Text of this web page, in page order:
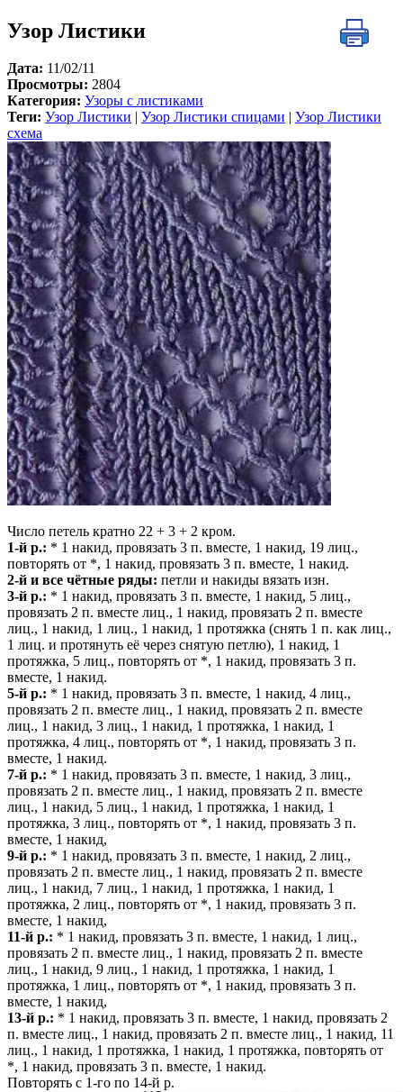
Узор Листики
Дата: 11/02/11
Просмотры: 2804
Категория: Узоры с листиками
Теги: Узор Листики Узор Листики спицами
Узор Листики
схема
Число петель кратно 22 + 3 + 2 кром.
1-й р.: * 1 накид, провязать 3 п. вместе, 1 накид, 19 лиц.,
повторять от *, 1 накид, провязать 3 п. вместе, 1 накид.
2-й и все чётные ряды: петли и накиды вязать изн.
3-й р.: * 1 накид, провязать 3 п. вместе, 1 накид, 5 лиц.,
провязать 2 п. вместе лиц., 1 накид, провязать 2 п. вместе
лиц., 1 накид, 1 лиц., 1 накид, 1 протяжка (снять 1 п. как лиц.,
1 лиц. и протянуть её через снятую петлю), 1 накид, 1
протяжка, 5 лиц., повторять от *, 1 накид, провязать 3 п.
вместе, 1 накид.
5-й р.: * 1 накид, провязать 3 п. вместе, 1 накид, 4 лиц.,
провязать 2 п. вместе лиц., 1 накид, провязать 2 п. вместе
лиц., 1 накид, 3 лиц., 1 накид, 1 протяжка, 1 накид, 1
протяжка, 4 лиц., повторять от *, 1 накид, провязать 3 п.
вместе, 1 накид.
7-й р.: * 1 накид, провязать 3 п. вместе, 1 накид, 3 лиц.,
провязать 2 п. вместе лиц., 1 накид, провязать 2 п. вместе
лиц., 1 накид, 5 лиц., 1 накид, 1 протяжка, 1 накид, 1
протяжка, 3 лиц., повторять от *, 1 накид, провязать 3 п.
вместе, 1 накид,
9-й р.: * 1 накид, провязать 3 п. вместе, 1 накид, 2 лиц.,
провязать 2 п. вместе лиц., 1 накид, провязать 2 п. вместе
лиц., 1 накид, 7 лиц., 1 накид, 1 протяжка, 1 накид, 1
протяжка, 2 лиц., повторять от *, 1 накид, провязать 3 п.
вместе, 1 накид,
11-й р.: * 1 накид, провязать 3 п. вместе, 1 накид, 1 лиц.,
провязать 2 п. вместе лиц., 1 накид, провязать 2 п. вместе
лиц., 1 накид, 9 лиц., 1 накид, 1 протяжка, 1 накид, 1
протяжка, 1 лиц., повторять от *, 1 накид, провязать 3 п.
вместе, 1 накид,
13-й р.: * 1 накид, провязать 3 п. вместе, 1 накид, провязать 2
п. вместе лиц., 1 накид, провязать 2 п. вместе лиц., 1 накид, 11
лиц., 1 накид, 1 протяжка, 1 накид, 1 протяжка, повторять от
*, 1 накид, провязать 3 п. вместе, 1 накид.
Повторять с 1-го по 14-й р.